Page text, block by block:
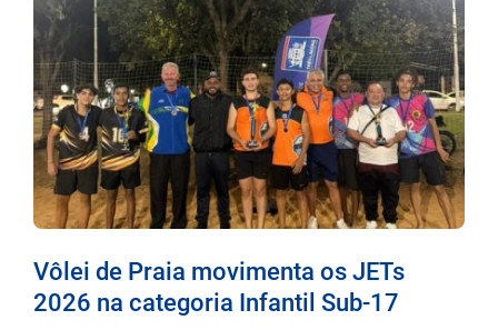
Vôlei de Praia movimenta os JETs
2026 na categoria Infantil Sub-17